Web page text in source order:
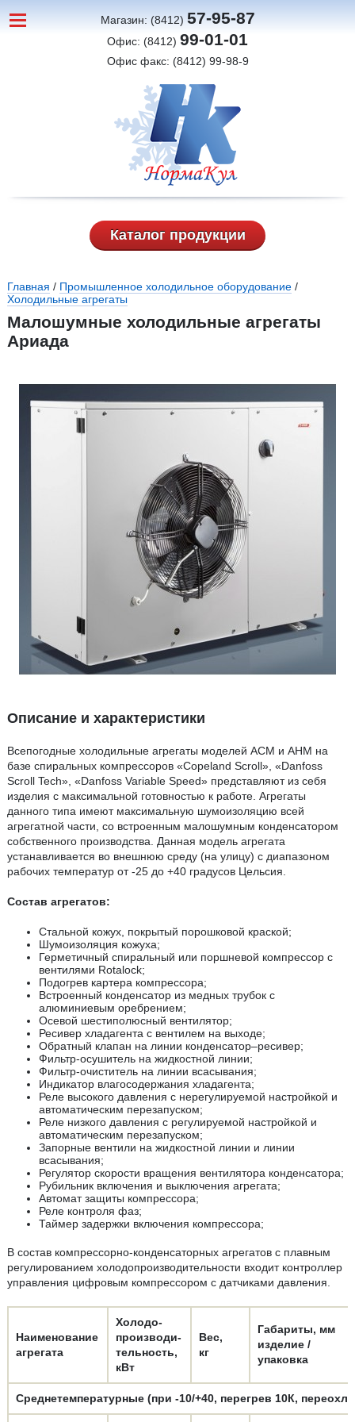
Магазин: (8412) 57-95-87
Офис: (8412) 99-01-01
Офис факс: (8412) 99-98-9
Каталог продукции
Вы здесь
Главная / Промышленное холодильное оборудование /
Холодильные агрегаты
Малошумные холодильные агрегаты
Ариада
Описание и характеристики
Всепогодные холодильные агрегаты моделей ACM и АНМ на
базе спиральных компрессоров «Copeland Scroll», «Danfoss
Scroll Tech», «Danfoss Variable Speed» представляют из себя
изделия с максимальной готовностью к работе. Агрегаты
данного типа имеют максимальную шумоизоляцию всей
агрегатной части, со встроенным малошумным конденсатором
собственного производства. Данная модель агрегата
устанавливается во внешнюю среду (на улицу) с диапазоном
рабочих температур от -25 до +40 градусов Цельсия.
Состав агрегатов:
Стальной кожух, покрытый порошковой краской;
Шумоизоляция кожуха;
Герметичный спиральный или поршневой компрессор с
вентилями Rotalock;
Подогрев картера компрессора;
Встроенный конденсатор из медных трубок с
алюминиевым оребрением;
Осевой шестиполюсный вентилятор;
Ресивер хладагента с вентилем на выходе;
Обратный клапан на линии конденсатор–ресивер;
Фильтр-осушитель на жидкостной линии;
Фильтр-очиститель на линии всасывания;
Индикатор влагосодержания хладагента;
Реле высокого давления с нерегулируемой настройкой и
автоматическим перезапуском;
Реле низкого давления с регулируемой настройкой и
автоматическим перезапуском;
Запорные вентили на жидкостной линии и линии
всасывания;
Регулятор скорости вращения вентилятора конденсатора;
Рубильник включения и выключения агрегата;
Автомат защиты компрессора;
Реле контроля фаз;
Таймер задержки включения компрессора;
В состав компрессорно-конденсаторных агрегатов с плавным
регулированием холодопроизводительности входит контроллер
управления цифровым компрессором с датчиками давления.
Наименование
агрегата
Холодо-
производи-
тельность,
кВт
Вес,
кг
Габариты, мм
изделие /
упаковка
Среднетемпературные (при -10/+40, перегрев 10К,